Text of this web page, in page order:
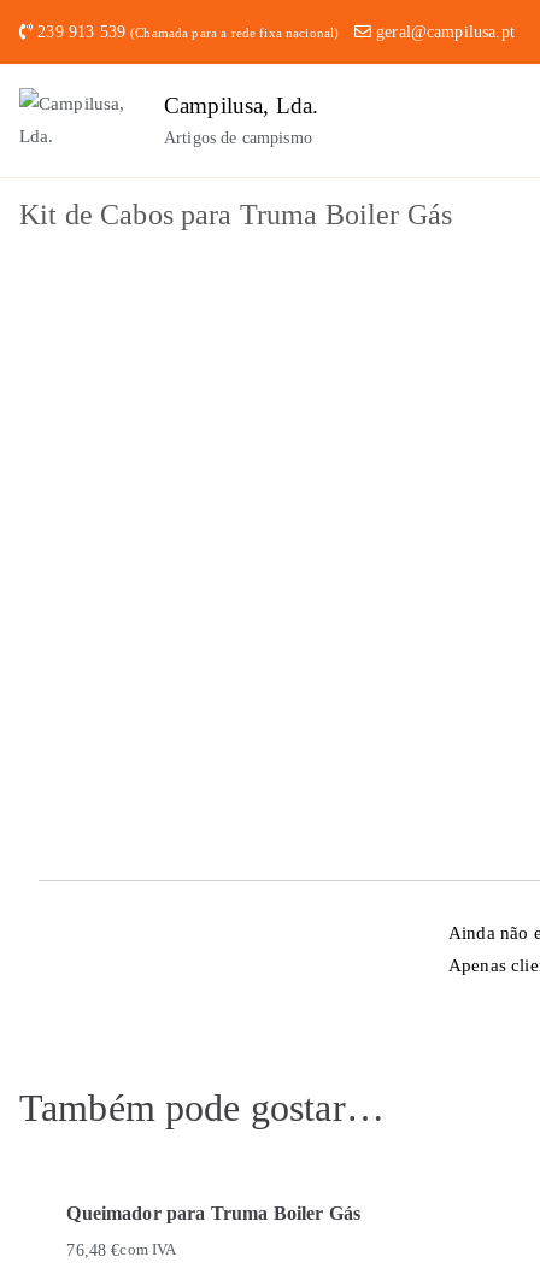
conteúdo
239 913 539(Chamada para a rede fixa nacional) geral@campilusa.pt
Campilusa, Lda.
Artigos de campismo
Kit de Cabos para Truma Boiler Gás
Ainda não
Apenas
Também pode gostar…
Queimador para Truma Boiler Gás
76,48€com IVA